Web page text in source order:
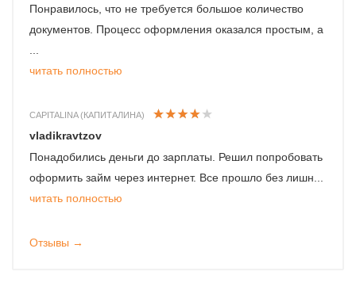
Понравилось, что не требуется большое количество
документов. Процесс оформления оказался простым, а
читать полностью
CAPITALINA (КАПИТАЛИНА)
vladikravtzov
Понадобились деньги до зарплаты. Решил попробовать
оформить займ через интернет. Все прошло без лишн...
читать полностью
Отзывы →